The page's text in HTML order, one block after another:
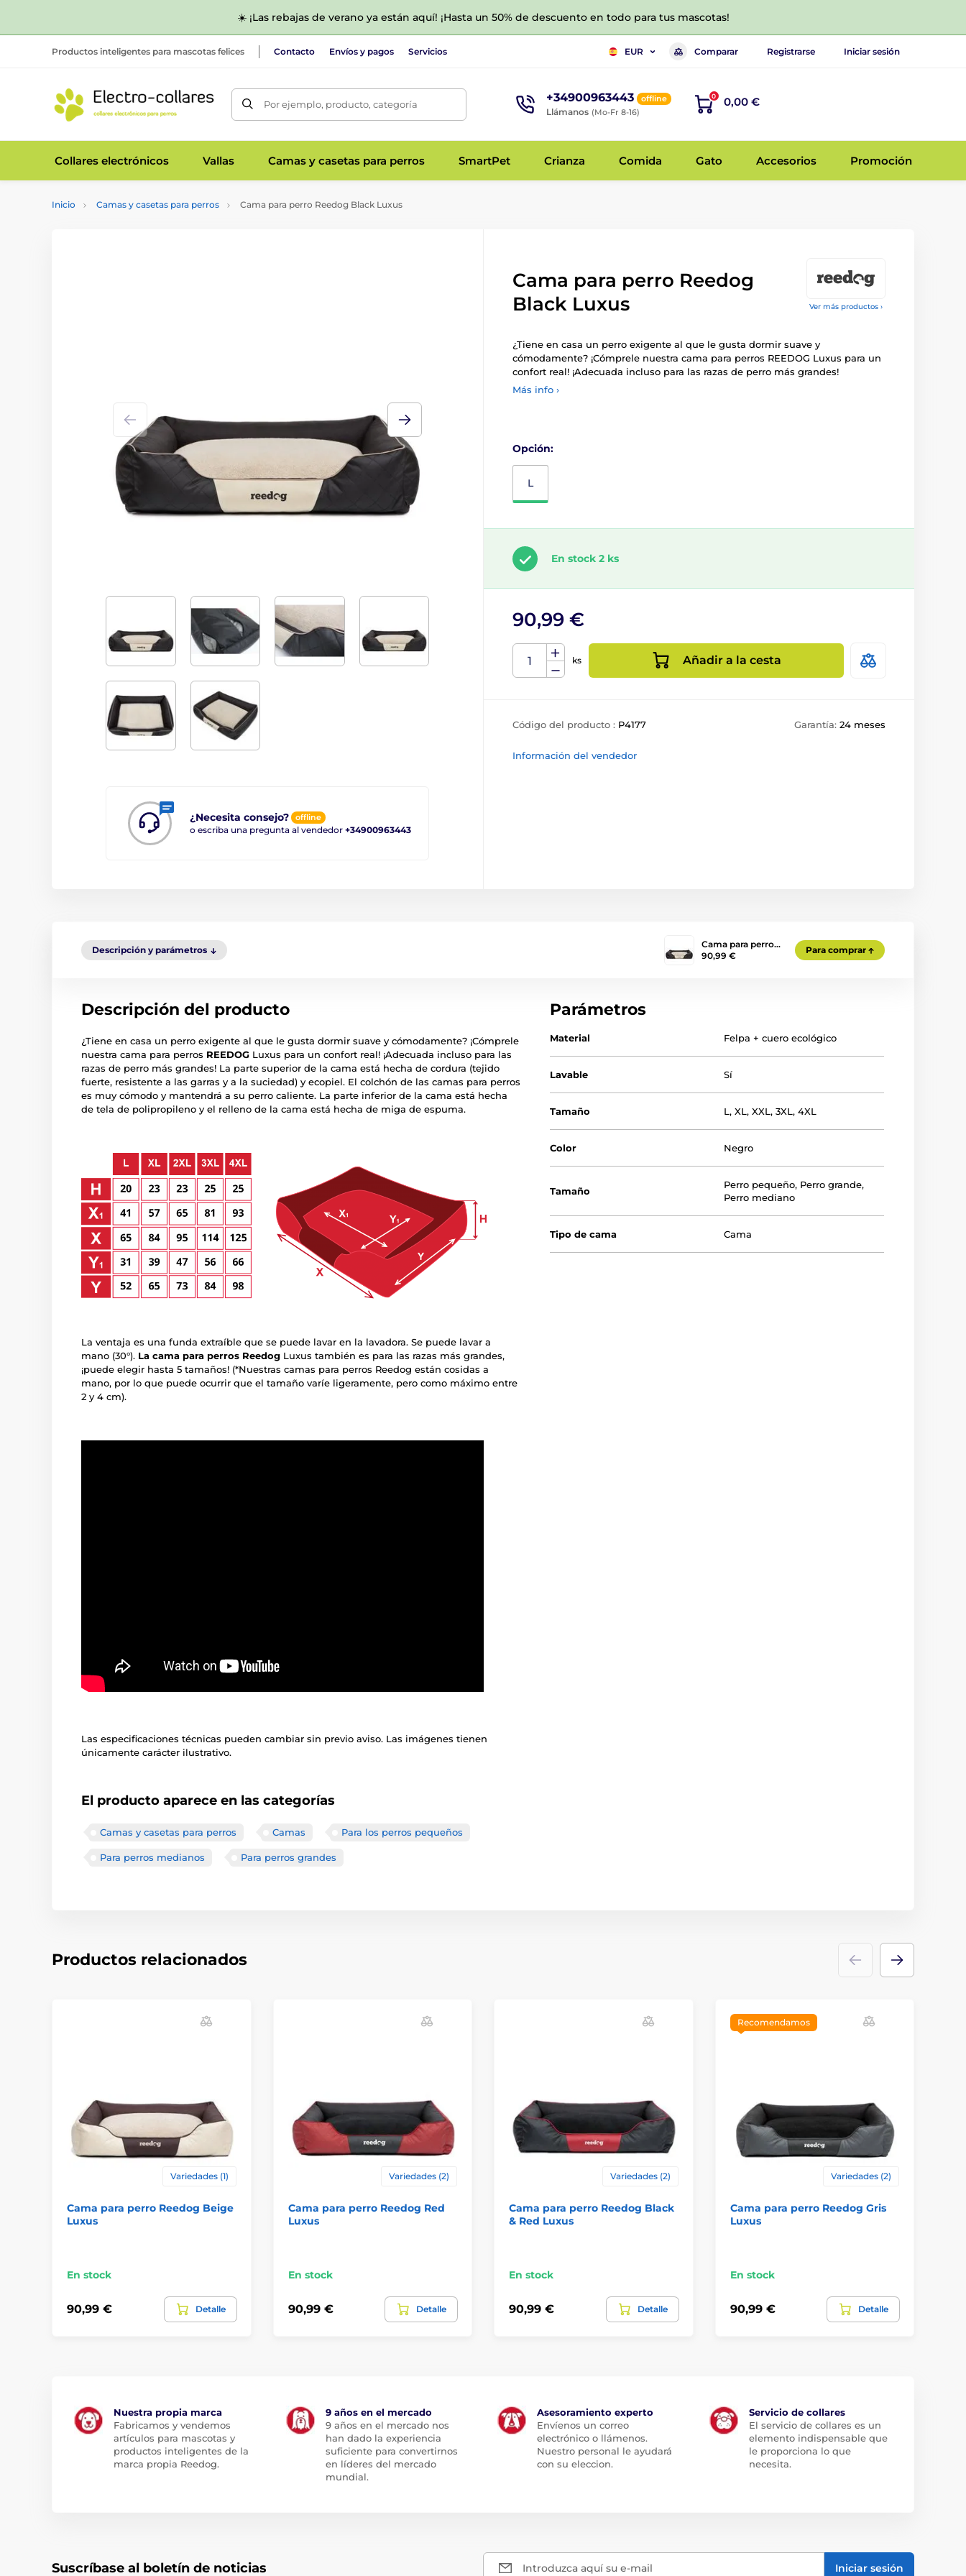
☀️ ¡Las rebajas de verano ya están aquí! ¡Hasta un 50% de descuento en todo para tus mascotas!
Productos inteligentes para mascotas felices Contacto Envíos y pagos Servicios EUR Comparar Registrarse Iniciar sesión
Por ejemplo, producto, categoría +34900963443 offline
Llámanos (Mo-Fr 8-16)
0 0,00 €
Collares electrónicos Vallas Camas y casetas para perros SmartPet Crianza Comida Gato Accesorios Promoción
Inicio Camas y casetas para perros Cama para perro Reedog Black Luxus
Ver más productos ›
¿Necesita consejo? offline
o escriba una pregunta al vendedor +34900963443
Cama para perro Reedog
Black Luxus
¿Tiene en casa un perro exigente al que le gusta dormir suave y
cómodamente? ¡Cómprele nuestra cama para perros REEDOG Luxus para un
confort real! ¡Adecuada incluso para las razas de perro más grandes!
Más info ›
Opción:
L
En stock 2 ks
90,99 €
ks Añadir a la cesta
Código del producto : P4177 Garantía: 24 meses
Información del vendedor
Descripción y parámetros
Cama para perro…
90,99 €
Para comprar
Descripción del producto
¿Tiene en casa un perro exigente al que le gusta dormir suave y cómodamente? ¡Cómprele
nuestra cama para perros REEDOG Luxus para un confort real! ¡Adecuada incluso para las
razas de perro más grandes! La parte superior de la cama está hecha de cordura (tejido
fuerte, resistente a las garras y a la suciedad) y ecopiel. El colchón de las camas para perros
es muy cómodo y mantendrá a su perro caliente. La parte inferior de la cama está hecha
de tela de polipropileno y el relleno de la cama está hecha de miga de espuma.
La ventaja es una funda extraíble que se puede lavar en la lavadora. Se puede lavar a
mano (30°). La cama para perros Reedog Luxus también es para las razas más grandes,
¡puede elegir hasta 5 tamaños! (*Nuestras camas para perros Reedog están cosidas a
mano, por lo que puede ocurrir que el tamaño varíe ligeramente, pero como máximo entre
2 y 4 cm).
Las especificaciones técnicas pueden cambiar sin previo aviso. Las imágenes tienen
únicamente carácter ilustrativo.
El producto aparece en las categorías
Camas y casetas para perros Camas Para los perros pequeños
Para perros medianos Para perros grandes
Parámetros
Material Felpa + cuero ecológico
Lavable Sí
Tamaño L,XL,XXL,3XL,4XL
Color Negro
Tamaño
Perro pequeño, Perro grande,
Perro mediano
Tipo de cama Cama
Productos relacionados
Variedades (1)
Cama para perro Reedog Beige
Luxus
En stock
90,99 € Detalle
Variedades (2)
Cama para perro Reedog Red
Luxus
En stock
90,99 € Detalle
Variedades (2)
Cama para perro Reedog Black
& Red Luxus
En stock
90,99 € Detalle
Recomendamos
Variedades (2)
Cama para perro Reedog Gris
Luxus
En stock
90,99 € Detalle
Nuestra propia marca
Fabricamos y vendemos
artículos para mascotas y
productos inteligentes de la
marca propia Reedog.
9 años en el mercado
9 años en el mercado nos
han dado la experiencia
suficiente para convertirnos
en líderes del mercado
mundial.
Asesoramiento experto
Envíenos un correo
electrónico o llámenos.
Nuestro personal le ayudará
con su eleccion.
Servicio de collares
El servicio de collares es un
elemento indispensable que
le proporciona lo que
necesita.
Suscríbase al boletín de noticias Introduzca aquí su e-mail Iniciar sesión